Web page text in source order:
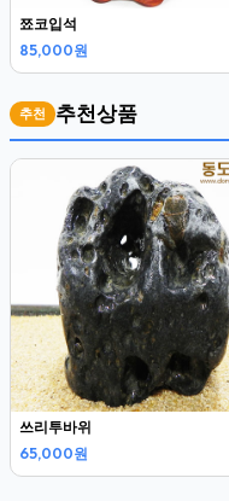
쬬코입석
85,000원
추천 추천상품
쓰리투바위
65,000원